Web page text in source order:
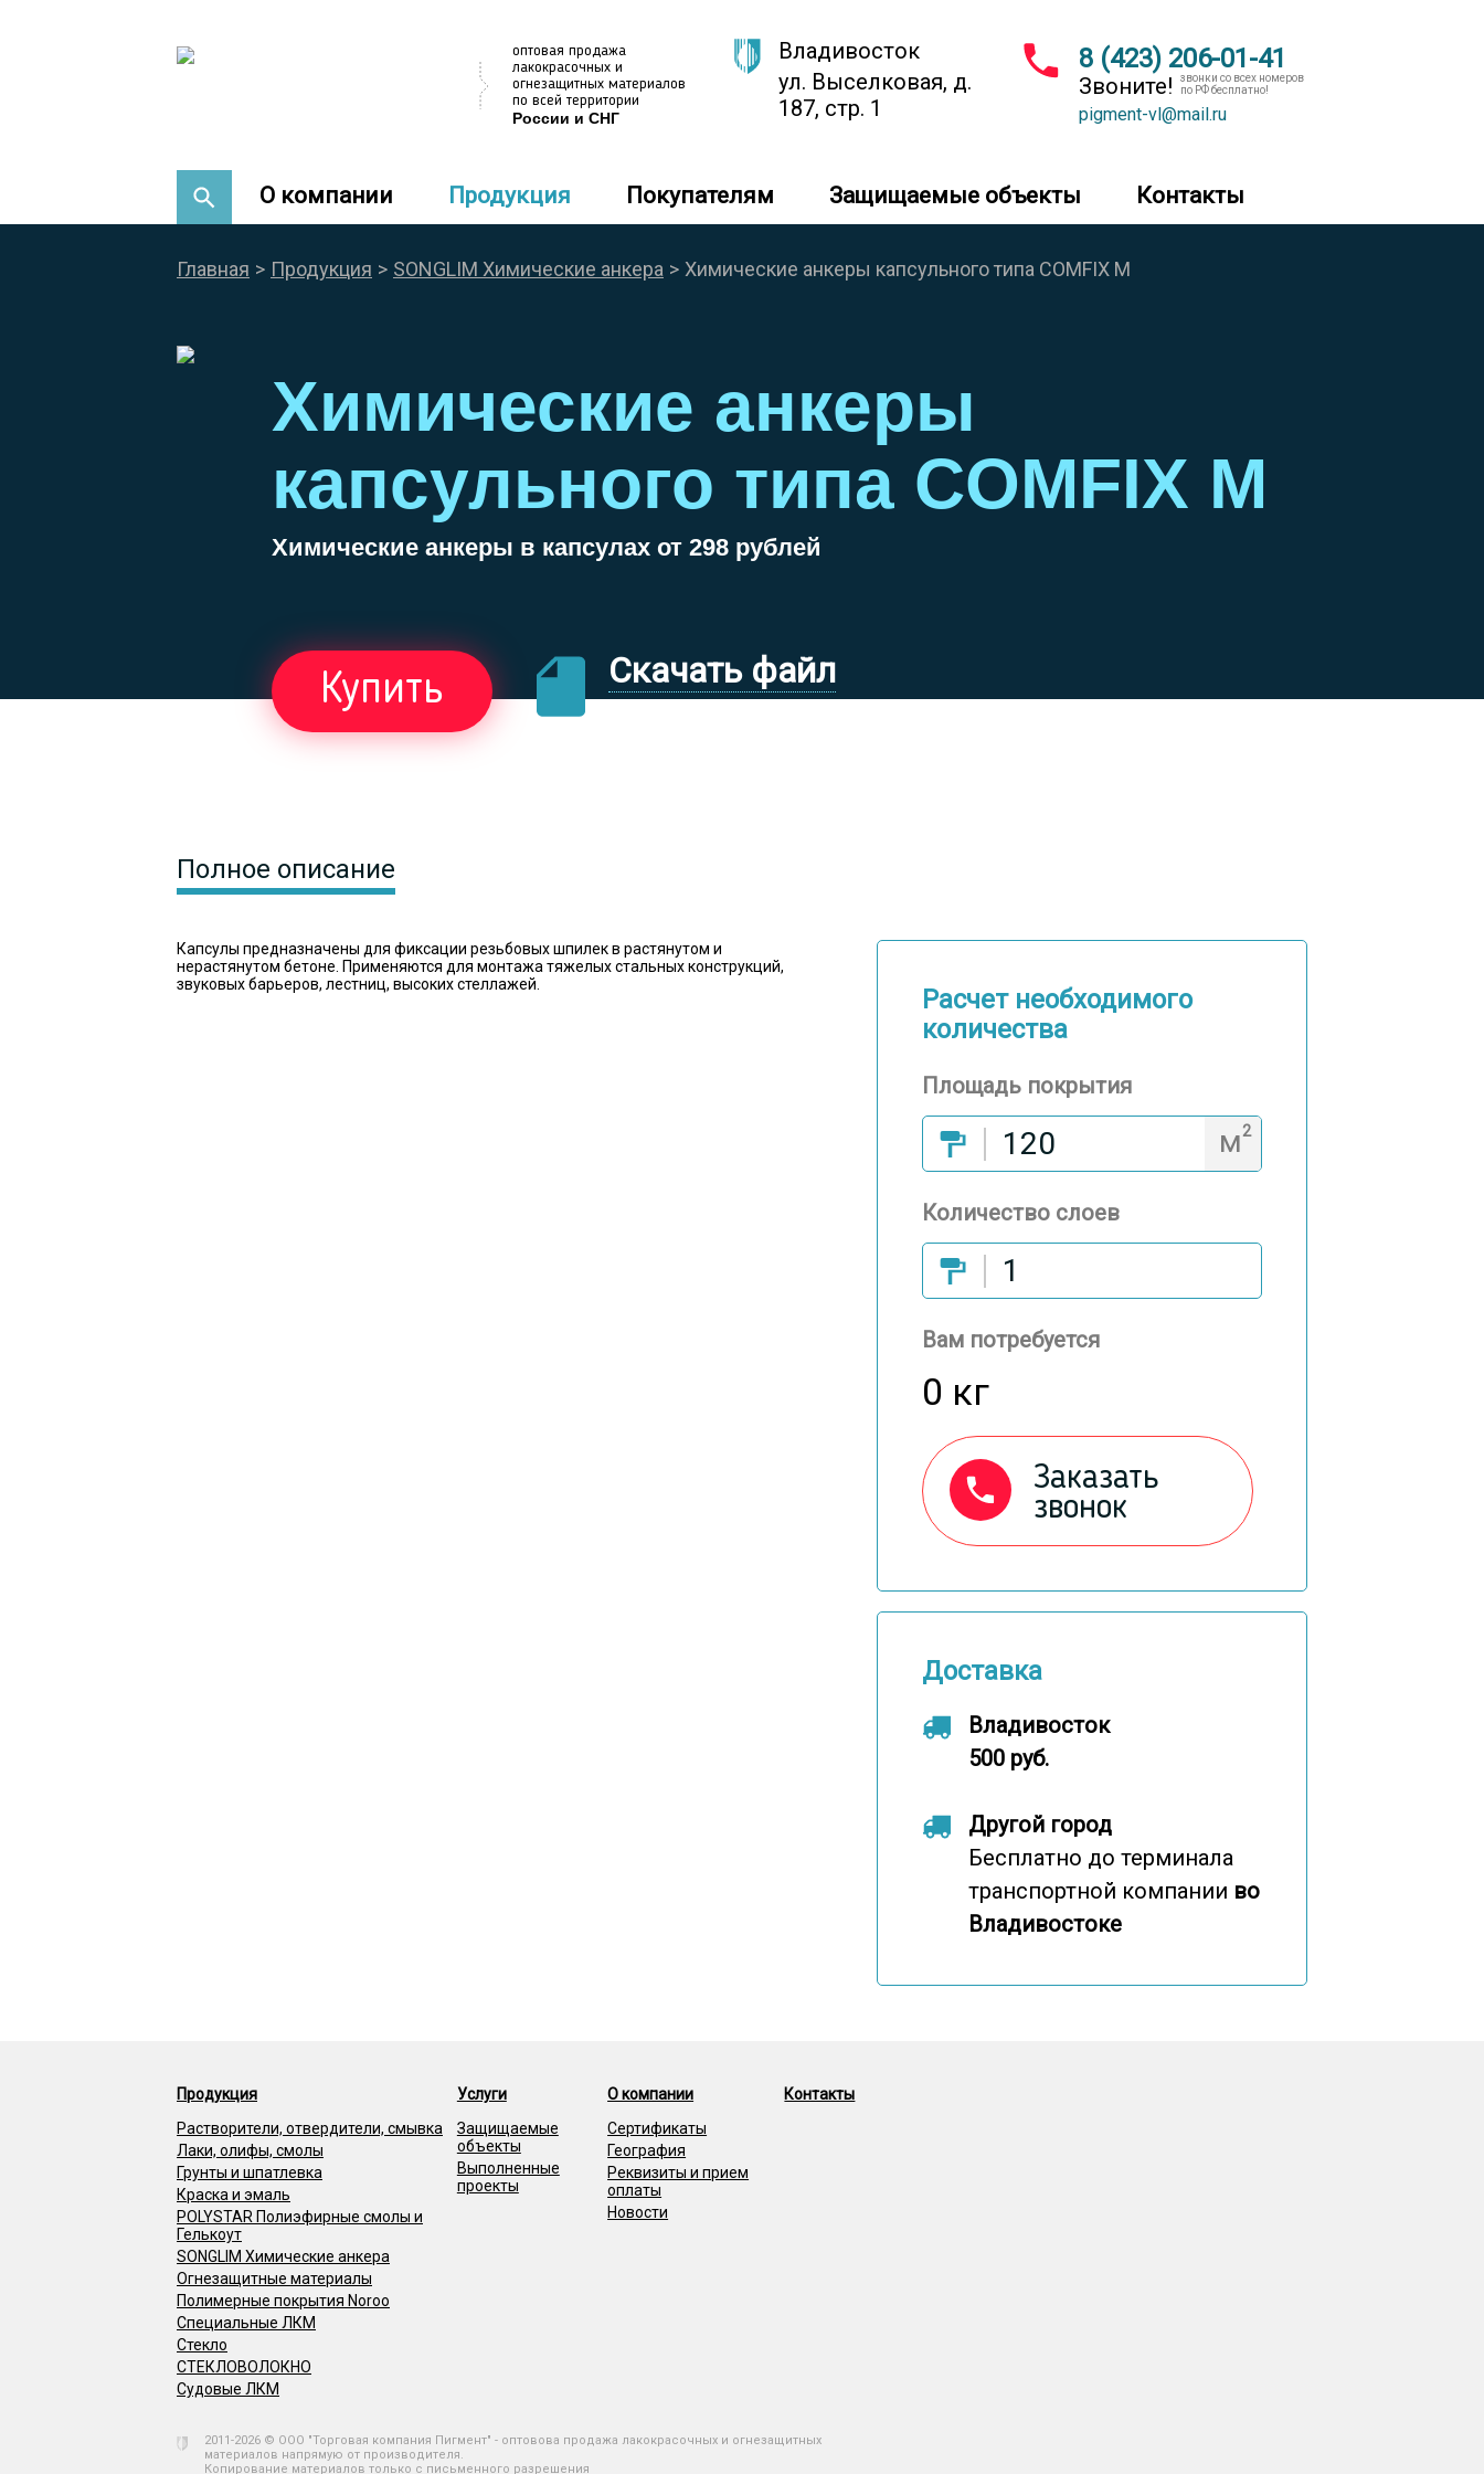
оптовая продажа
лакокрасочных и
огнезащитных материалов
по всей территории
России и СНГ
ул. Выселковая, д.
187, стр. 1
8 (423) 206-01-41
Звоните!
звонки со всех номеров
по РФ бесплатно!
pigment-vl@mail.ru
О компании Продукция Покупателям Защищаемые объекты Контакты
Главная > Продукция > SONGLIM Химические анкера > Химические анкеры капсульного типа COMFIX M
Химические анкеры
капсульного типа COMFIX M
Химические анкеры в капсулах от 298 рублей
Купить Скачать файл
Полное описание
Капсулы предназначены для фиксации резьбовых шпилек в растянутом и
нерастянутом бетоне. Применяются для монтажа тяжелых стальных конструкций,
звуковых барьеров, лестниц, высоких стеллажей.
Расчет необходимого
количества
Площадь покрытия
м2
Количество слоев
Вам потребуется
0 кг
Заказать
звонок
Доставка
Владивосток
500 руб.
Другой город
Бесплатно до терминала
транспортной компании во
Владивостоке
Продукция
Растворители, отвердители, смывка
Лаки, олифы, смолы
Грунты и шпатлевка
Краска и эмаль
POLYSTAR Полиэфирные смолы и
Гелькоут
SONGLIM Химические анкера
Огнезащитные материалы
Полимерные покрытия Noroo
Специальные ЛКМ
Стекло
СТЕКЛОВОЛОКНО
Судовые ЛКМ
Услуги
Защищаемые
объекты
Выполненные
проекты
О компании
Сертификаты
География
Реквизиты и прием
оплаты
Новости
Контакты
2011-2026 © ООО "Торговая компания Пигмент" - оптовова продажа лакокрасочных и огнезащитных
материалов напрямую от производителя.
Копирование материалов только с письменного разрешения